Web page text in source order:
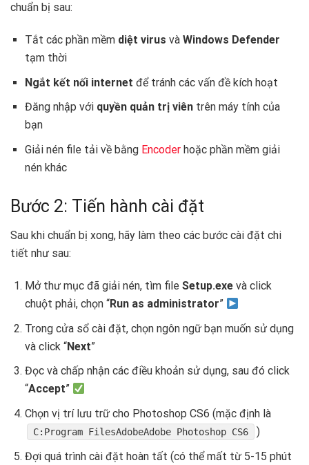
chuẩn bị sau:
Tắt các phần mềm diệt virus và Windows Defender
tạm thời ️
Ngắt kết nối internet để tránh các vấn đề kích hoạt
Đăng nhập với quyền quản trị viêntrên máy tính của
bạn ‍
Giải nén file tải về bằng Encoderhoặc phần mềm giải
nén khác
Bước 2: Tiến hành cài đặt
Sau khi chuẩn bị xong, hãy làm theo các bước cài đặt chi
tiết như sau:
Mở thư mục đã giải nén, tìm file Setup.exevà click
chuột phải, chọn “Run as administrator”
Trong cửa sổ cài đặt, chọn ngôn ngữ bạn muốn sử dụng
và click “Next”
Đọc và chấp nhận các điều khoản sử dụng, sau đó click
“Accept”
Chọn vị trí lưu trữ cho Photoshop CS6 (mặc định là
C:Program FilesAdobeAdobe Photoshop CS6
)
Đợi quá trình cài đặt hoàn tất (có thể mất từ 5-15 phút